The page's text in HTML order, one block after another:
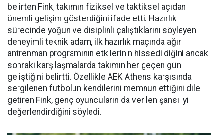
belirten Fink, takımın fiziksel ve taktiksel açıdan
önemli gelişim gösterdiğini ifade etti. Hazırlık
sürecinde yoğun ve disiplinli çalıştıklarını söyleyen
deneyimli teknik adam, ilk hazırlık maçında ağır
antrenman programının etkilerinin hissedildiğini ancak
sonraki karşılaşmalarda takımın her geçen gün
geliştiğini belirtti. Özellikle AEK Athens karşısında
sergilenen futbolun kendilerini memnun ettiğini dile
getiren Fink, genç oyuncuların da verilen şansı iyi
değerlendirdiğini söyledi.